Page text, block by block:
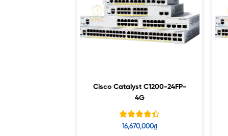
Cisco Catalyst C1200-24FP-
4G
Được xếp
16,670,000₫